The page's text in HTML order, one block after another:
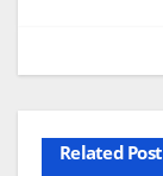
Related Post